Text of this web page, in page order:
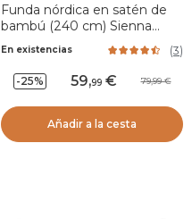
Funda nórdica en satén de
bambú (240 cm) Sienna
Beige pampa
En existencias (3)
-25% 59,99 79,99
Añadir a la cesta